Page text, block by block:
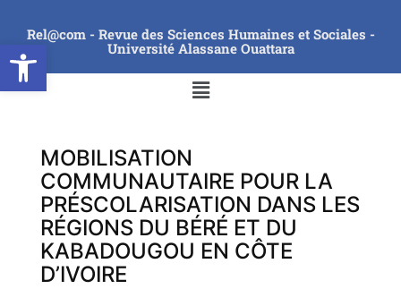
Ouvrir la barre d’outils
Rel@com - Revue des Sciences Humaines et Sociales -
Université Alassane Ouattara
MOBILISATION
COMMUNAUTAIRE POUR LA
PRÉSCOLARISATION DANS LES
RÉGIONS DU BÉRÉ ET DU
KABADOUGOU EN CÔTE
D’IVOIRE